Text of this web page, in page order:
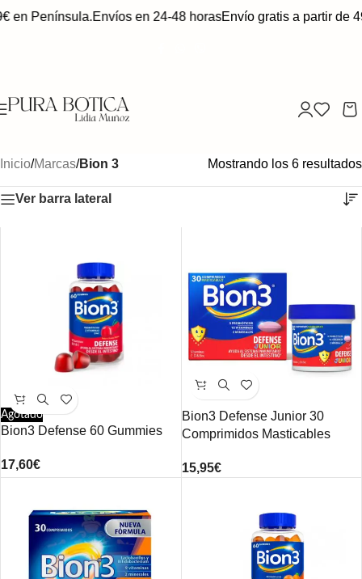
en Península.Envíos en 24-48 horasEnvío gratis a partir de
Inicio/Marcas/Bion 3 Mostrando los 6 resultados
Ver barra lateral
Agotado
Bion3 Defense 60 Gummies
17,60€
Bion3 Defense Junior 30
Comprimidos Masticables
15,95€